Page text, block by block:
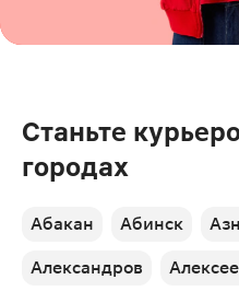
Станьте
городах
Абакан Абинск
Александров